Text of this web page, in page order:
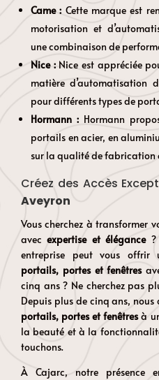
Came : Cette marque est
motorisation et
une combinaison de
Nice :Nice est appréciée
matière d’automatisation
pour différents types de
Hormann :Hormann
portails en acier, en
sur la qualité de fabrication
Créez des Accès
Aveyron
Vous cherchez à transformer
avecexpertise et élégance?
entreprise peut vous offrir
portails, portes et fenêtres
cinq ans ? Ne cherchez pas
Depuis plus de cinq ans, nous
portails, portes et fenêtresà
la beauté et à la
touchons.
À Cajarc, notre présence